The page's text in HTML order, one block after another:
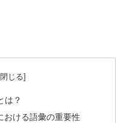
は？
おける語彙の重要性